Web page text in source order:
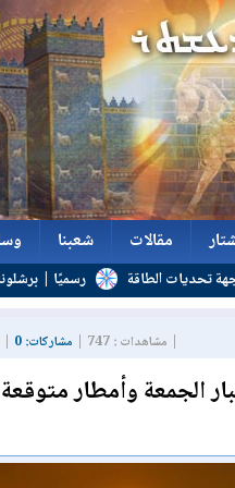
مقالات
مقالات
شعبنا
شعبنا
رسميًا | برشلونة يعلن رحيل
| مشاهدات : 747 | مشاركات: 0
الجمعة وأمطار